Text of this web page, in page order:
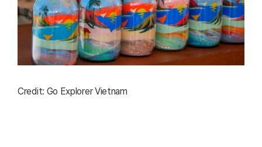
Credit: Go Explorer Vietnam